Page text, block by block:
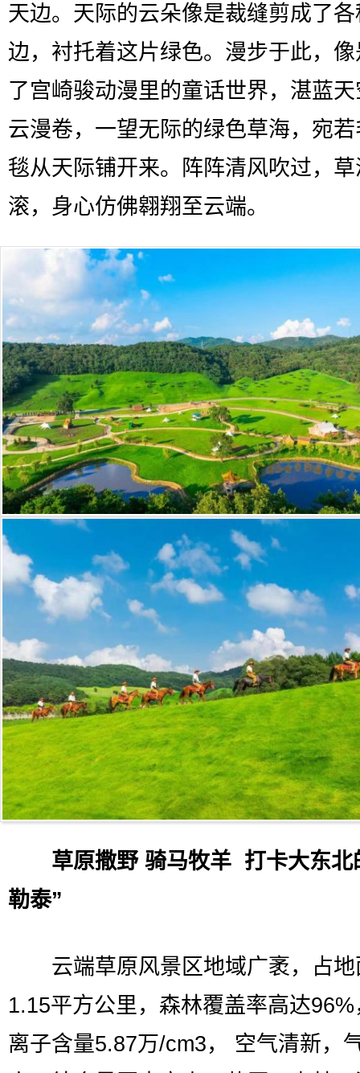
天边。天际的云朵像是裁缝剪成了
边，衬托着这片绿色。漫步于此，
了宫崎骏动漫里的童话世界，湛蓝
云漫卷，一望无际的绿色草海，宛
毯从天际铺开来。阵阵清风吹过，
滚，身心仿佛翱翔至云端。
草原撒野 骑马牧羊 打卡大东北
勒泰”
云端草原风景区地域广袤，占地
1.15平方公里，森林覆盖率高达
离子含量5.87万/cm3， 空气清新，